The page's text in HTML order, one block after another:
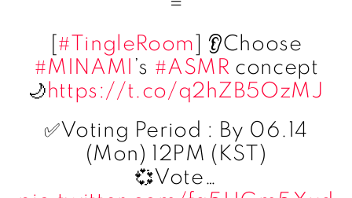
=
#TingleRoom
] 👂Choose
#MINAMI ’s #ASMR concept
🌙 https://t.co/q2hZB5OzMJ
✅Voting Period : By 06.14
(Mon) 12PM (KST)
💞Vote…